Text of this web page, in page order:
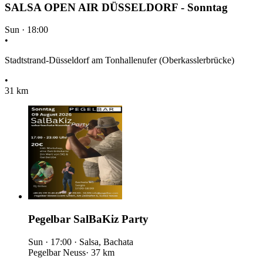
SALSA OPEN AIR DÜSSELDORF - Sonntag
Sun · 18:00
•
Stadtstrand-Düsseldorf am Tonhallenufer (Oberkasslerbrücke)
•
31 km
Pegelbar SalBaKiz Party
Sun · 17:00 · Salsa, Bachata
Pegelbar Neuss· 37 km